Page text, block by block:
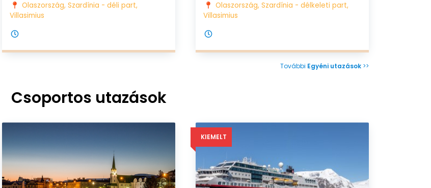
Olaszország, Szardínia - déli part,
Villasimius
Olaszország, Szardínia - délkeleti part,
Villasimius
További Egyéni utazások >>
Csoportos utazások
KIEMELT